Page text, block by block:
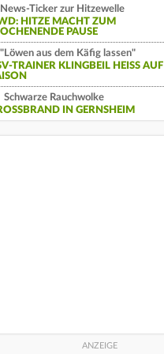
News-Ticker zur Hitzewelle
HITZE MACHT ZUM
PAUSE
"Löwen aus dem Käfig lassen"
TRAINER KLINGBEIL HEISS AUF S
Schwarze Rauchwolke
IN GERNSHEIM